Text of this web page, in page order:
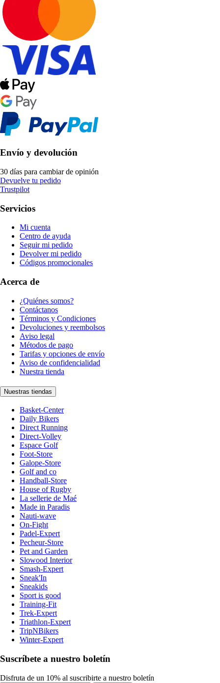
Envío y devolución
30 días para cambiar de opinión
Devuelve tu pedido
Trustpilot
Servicios
Mi cuenta
Centro de ayuda
Seguir mi pedido
Devolver mi pedido
Códigos promocionales
Acerca de
¿Quiénes somos?
Contáctanos
Términos y Condiciones
Devoluciones y reembolsos
Aviso legal
Métodos de pago
Tarifas y opciones de envío
Aviso de confidencialidad
Nuestra tienda
Nuestras tiendas
Basket-Center
Daily Bikers
Direct Running
Direct-Volley
Espace Golf
Foot-Store
Galope-Store
Golf and co
Handball-Store
House of Rugby
La sellerie de Maé
Made in Paradis
Nauti-wave
On-Fight
Padel-Expert
Pecheur-Store
Pet and Garden
Slowood Interior
Smash-Expert
Sneak'In
Sneakids
Sport is good
Training-Fit
Trek-Expert
Triathlon-Expert
TripNBikers
Winter-Expert
Suscríbete a nuestro boletín
Disfruta de un 10% al suscribirte a nuestro boletín